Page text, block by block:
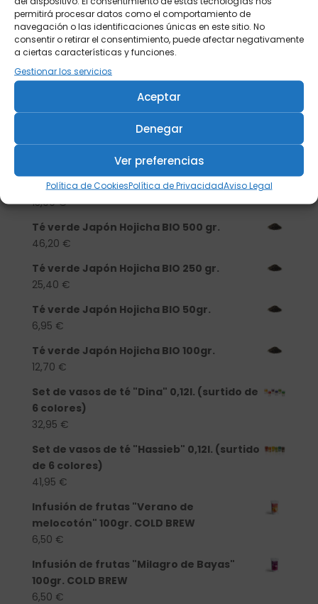
permitirá procesar datos como el comportamiento de
navegación o las identificaciones únicas en este sitio. No
consentir o retirar el consentimiento, puede afectar negativamente
a ciertas características y funciones.
Gestionar los servicios
Aceptar
Denegar
Ver preferencias
Política de CookiesPolítica de PrivacidadAviso Legal
Productos
Tisanera "Christmas Cats" 0,25l.
porcelana
13,90€
Té verde Japón Hojicha BIO 500 gr.
46,20 €
Té verde Japón Hojicha BIO 250 gr.
25,40 €
Té verde Japón Hojicha BIO 50gr.
6,95 €
Té verde Japón Hojicha BIO 100gr.
12,70 €
Set de vasos de té "Dina" 0,12l. (surtido de
6 colores)
32,95 €
Set de vasos de té "Hassieb" 0,12l. (surtido
de 6 colores)
41,95 €
Infusión de frutas "Verano de
melocotón" 100gr. COLD BREW
6,50 €
Infusión de frutas "Milagro de Bayas"
100gr. COLD BREW
6,50 €